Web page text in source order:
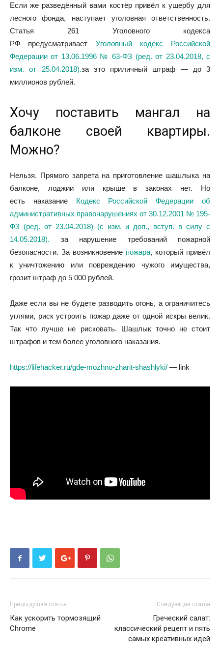
Если же разведённый вами костёр привёл к ущербу для
лесного фонда, наступает уголовная ответственность.
Статья 261 Уголовного кодекса
РФ предусматривает Уголовный кодекс Российской
Федерации от 13.06.1996 № 63-ФЗ (ред. от 23.04.2018, с
изм. от 25.04.2018).за это приличный штраф — до 3
миллионов рублей.
Хочу поставить мангал на
балконе своей квартиры.
Можно?
Нельзя. Прямого запрета на приготовление шашлыка на
балконе, лоджии или крыше в законах нет. Но
есть наказание Кодекс Российской Федерации об
административных правонарушениях от 30.12.2001 № 195-
ФЗ (ред. от 23.04.2018) (с изм. и доп., вступ. в силу с
14.05.2018). за нарушение требований пожарной
безопасности. За возникновение пожара, который привёл
к уничтожению или повреждению чужого имущества,
грозит штраф до 5 000 рублей.
Даже если вы не будете разводить огонь, а ограничитесь
углями, риск устроить пожар даже от одной искры велик.
Так что лучше не рисковать. Шашлык точно не стоит
штрафов и тем более уголовного наказания.
https://lifehacker.ru/gde-mozhno-zharit-shashlyki/ — link
Предыдущая статья
Как ускорить тормозящий
Chrome
Следующая статья
Греческий салат:
классический рецепт и пять
самых креативных идей